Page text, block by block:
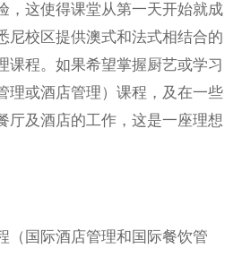
，这使得课堂从第一天开始就成
尼校区提供澳式和法式相结合的
课程。如果希望掌握厨艺或学习
理或酒店管理）课程，及在一些
厅及酒店的工作，这是一座理想
（国际酒店管理和国际餐饮管